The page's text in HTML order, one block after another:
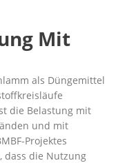
Mit
als Düngemittel
die Belastung mit
und mit
Projektes
dass die Nutzung